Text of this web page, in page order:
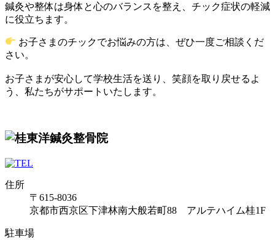
鍼灸や整体は身体と心のバランスを整え、チック症状の軽減
に役立ちます。
お子さまのチックでお悩みの方は、ぜひ一度ご相談くだ
さい。
お子さまが安心して学校生活を送り、笑顔を取り戻せるよ
う、私たちがサポートいたします。
住所
〒615-8036
京都市西京区下津林南大般若町88 アルテハイム桂1F
駐車場